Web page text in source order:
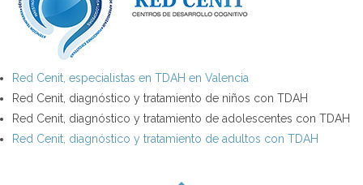
Red Cenit, especialistas en TDAH en Valencia
Red Cenit, diagnóstico y tratamiento de niños con TDAH
Red Cenit, diagnóstico y tratamiento de adolescentes con TDAH
Red Cenit, diagnóstico y tratamiento de adultos con TDAH